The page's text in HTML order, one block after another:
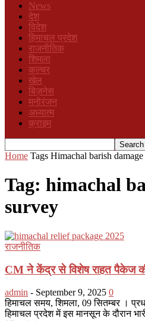
News
देश
विदेश
हिमाचल प्रदेश
राजनीतिक
शिमला
कल्चर
खेल
बिज़नेस
मनोरंजन
अध्यात्म
क्राइम
Home Tags Himachal barish
Tag: himachal
survey
राजनीतिक
CM ने केंद्र से विशेष राहत पैकेज
admin - September 9, 2025 0
हिमाचल समय, शिमला, 09 सितम्बर ।
हिमाचल प्रदेश में इस मानसून के दौरान